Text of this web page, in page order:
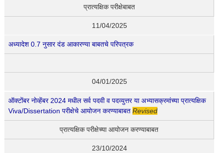
प्रात्यक्षिक परीक्षेबाबत
11/04/2025
अध्यादेश 0.7 नुसार दंड आकारण्या बाबतचे परिपत्रक
04/01/2025
ऑक्टोंबर नोव्हेंबर 2024 मधील सर्व पदवी व पदव्युत्तर या अभ्यासक्रमांच्या प्रात्यक्षिक
Viva/Dissertation परीक्षेचे आयोजन करण्याबाबत Revised
प्रात्यक्षिक परीक्षेच्या आयोजन करण्याबाबत
23/10/2024